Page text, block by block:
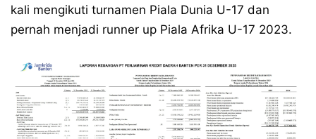
kali mengikuti turnamen Piala Dunia U-17 dan
pernah menjadi runner up Piala Afrika U-17 2023.